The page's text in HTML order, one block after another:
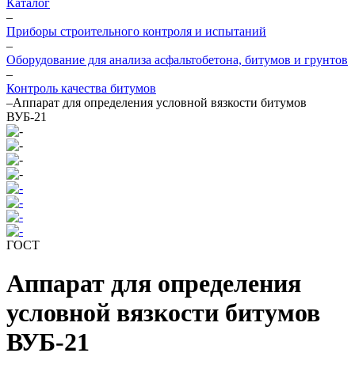
Каталог
–
Приборы строительного контроля и испытаний
–
Оборудование для анализа асфальтобетона, битумов и грунтов
–
Контроль качества битумов
–Аппарат для определения условной вязкости битумов
ВУБ-21
ГОСТ
Аппарат для определения
условной вязкости битумов
ВУБ-21